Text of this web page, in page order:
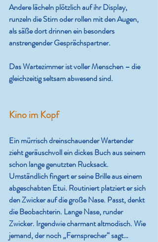
Andere lächeln plötzlich auf ihr Display,
runzeln die Stirn oder rollen mit den Augen,
als säße dort drinnen ein besonders
anstrengender Gesprächspartner.
Das Wartezimmer ist voller Menschen – die
gleichzeitig seltsam abwesend sind.
Kino im Kopf
Ein mürrisch dreinschauender Wartender
zieht geräuschvoll ein dickes Buch aus seinem
schon lange genutzten Rucksack.
Umständlich fingert er seine Brille aus einem
abgeschabten Etui. Routiniert platziert er sich
den Zwicker auf die große Nase. Passt, denkt
die Beobachterin. Lange Nase, runder
Zwicker. Irgendwie charmant altmodisch. Wie
jemand, der noch „Fernsprecher“ sagt…